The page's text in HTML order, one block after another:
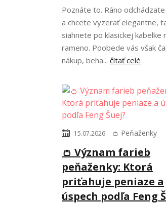
Poznáte to. Ráno
a chcete vyzerať elegantne,
siahnete po klasickej kabelke
rameno. Poobede vás však
nákup, beha... čítať celé
15.07.2026 👛 Peňaženky
👛 Význam farieb
peňaženky: Ktorá
priťahuje peniaze a
úspech podľa Feng